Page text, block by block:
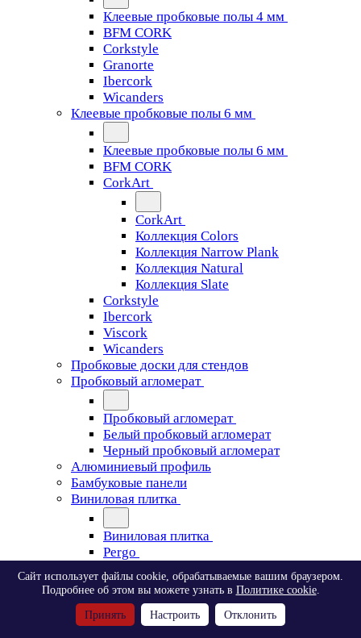
Клеевые пробковые полы 4 мм
BFM CORK
Corkstyle
Granorte
Ibercork
Wicanders
Клеевые пробковые полы 6 мм
Клеевые пробковые полы 6 мм
BFM CORK
CorkArt
CorkArt
Коллекция Colors
Коллекция Narrow Plank
Коллекция Natural
Коллекция Slate
Corkstyle
Ibercork
Viscork
Wicanders
Пробковые доски для стендов
Пробковый агломерат
Пробковый агломерат
Белый пробковый агломерат
Черный пробковый агломерат
Алюминиевый профиль
Бамбуковые панели
Виниловая плитка
Виниловая плитка
Pergo
Pergo
Classic Plank Optimum Glue
Modern Plank Optimum Glue
Сайт использует файлы cookie, обрабатываемые вашим браузером.
Подробнее об этом вы можете узнать в Политике cookie.
Принять Настроить Отклонить